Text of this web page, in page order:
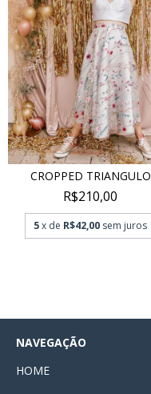
CROPPED TRIANGULO
R$210,00
5x de R$42,00 sem juros
NAVEGAÇÃO
HOME